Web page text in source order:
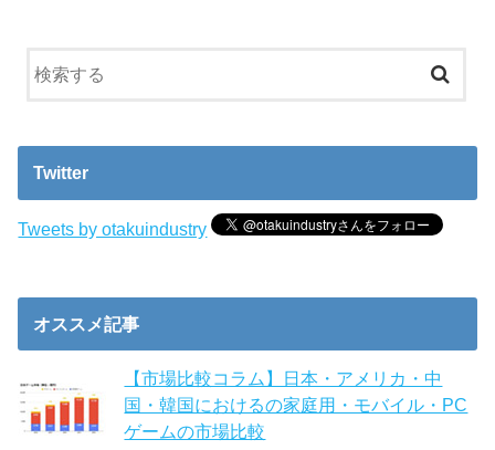
Twitter
Tweets by otakuindustry
オススメ記事
【市場比較コラム】日本・アメリカ・中
国・韓国におけるの家庭用・モバイル・PC
ゲームの市場比較